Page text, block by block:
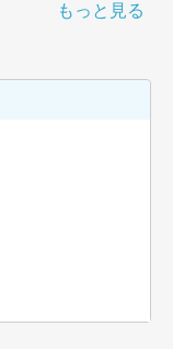
もっと見る